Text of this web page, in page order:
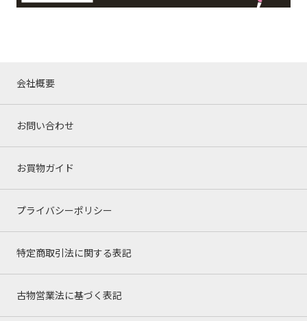
会社概要
お問い合わせ
お買物ガイド
プライバシーポリシー
特定商取引法に関する表記
古物営業法に基づく表記